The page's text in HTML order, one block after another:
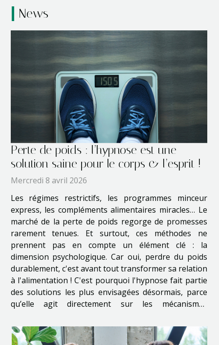
News
Perte de poids : l’hypnose est une
solution saine pour le corps & l’esprit !
Mercredi 8 avril 2026
Les régimes restrictifs, les programmes minceur
express, les compléments alimentaires miracles… Le
marché de la perte de poids regorge de promesses
rarement tenues. Et surtout, ces méthodes ne
prennent pas en compte un élément clé : la
dimension psychologique. Car oui, perdre du poids
durablement, c'est avant tout transformer sa relation
à l'alimentation ! C'est pourquoi l'hypnose fait partie
des solutions les plus envisagées désormais, parce
qu’elle agit directement sur les mécanismes
recommandée pour la perte de poids ?De plus en
plus de...